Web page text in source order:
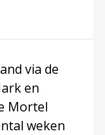
via de
en
Mortel
weken